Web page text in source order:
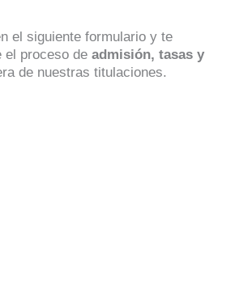
el siguiente formulario y te
el proceso de admisión, tasas y
de nuestras titulaciones.